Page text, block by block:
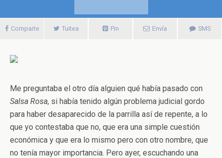
Comparte Tuitea Pin Envía SMS
Me preguntaba el otro día alguien qué había pasado con
Salsa Rosa, si había tenido algún problema judicial gordo
para haber desaparecido de la parrilla así de repente, a lo
que yo contestaba que no, que era una simple cuestión
económica y que era lo mismo pero con otro nombre, que
no tenía mayor importancia. Pero ayer, escuchando una